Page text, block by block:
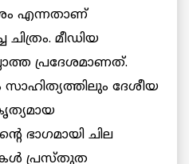
എന്നതാണ്
മീഡിയ
പ്രദേശമാണത്.
സാഹിത്യത്തിലും ദേശീയ
ഭാഗമായി ചില
പ്രസ്തുത